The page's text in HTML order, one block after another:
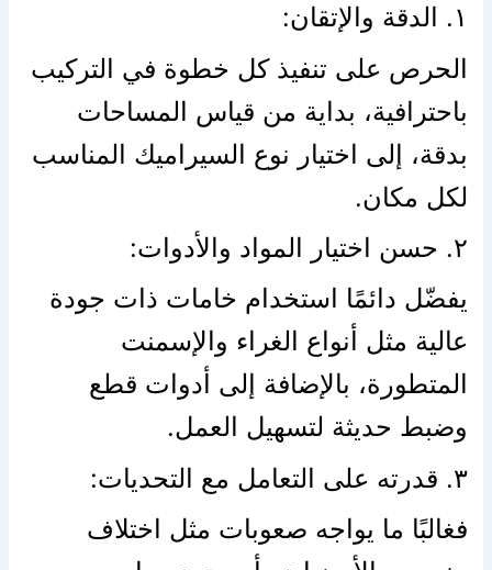
١. الدقة والإتقان:
الحرص على تنفيذ كل خطوة في التركيب
باحترافية، بداية من قياس المساحات
بدقة، إلى اختيار نوع السيراميك المناسب
لكل مكان.
٢. حسن اختيار المواد والأدوات:
يفضّل دائمًا استخدام خامات ذات جودة
عالية مثل أنواع الغراء والإسمنت
المتطورة، بالإضافة إلى أدوات قطع
وضبط حديثة لتسهيل العمل.
٣. قدرته على التعامل مع التحديات:
فغالبًا ما يواجه صعوبات مثل اختلاف